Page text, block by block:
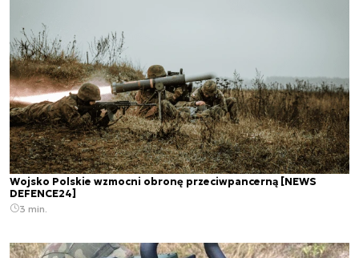
Wojsko Polskie wzmocni obronę przeciwpancerną [NEWS
DEFENCE24]
3 min.